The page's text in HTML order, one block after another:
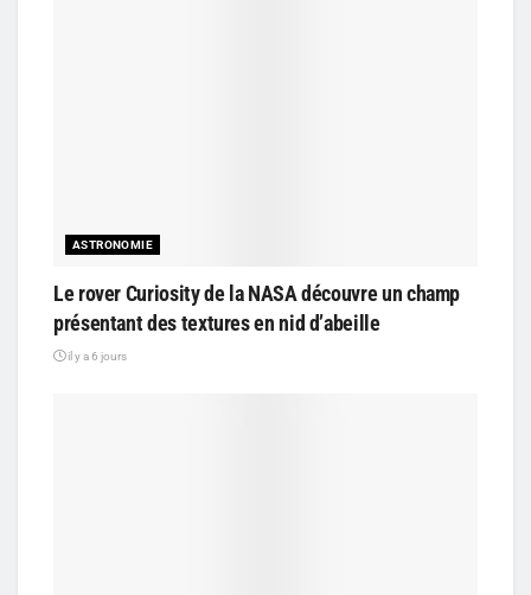
ASTRONOMIE
Le rover Curiosity de la NASA découvre un champ
présentant des textures en nid d’abeille
il y a 6 jours